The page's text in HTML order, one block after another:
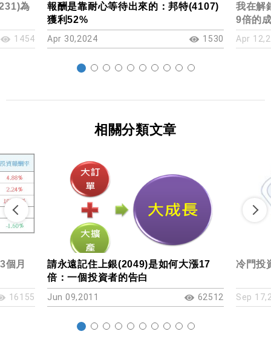
為
1454
報酬是靠耐心等待出來的：邦特(4107)
獲利52%
Apr 30,2024 1530
我在解
9倍的
Apr
相關分類文章
個月
16155
請永遠記住上銀(2049)是如何大漲17
倍：一個投資者的告白
Jun 09,2011 62512
冷門投
Sep